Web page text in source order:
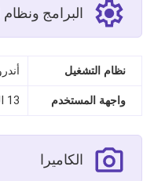
البرامج
نظام التشغيل
واجهة المستخدم 13
الكاميرا